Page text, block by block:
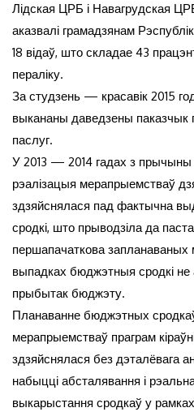
Лідская ЦРБ і Навагрудская
аказвалі грамадзянам
18 відаў, што складае 43
пераліку.
За студзень — красавік 2015
выкананы даведзены паказчык
паслуг.
У 2013 — 2014 гадах з прычыны
рэалізацыя мерапрыемстваў
здзяйснялася пад фактычна
сродкі, што прыводзіла да
першапачаткова
выпадках бюджэтныя сродкі не
прыбытак бюджэту.
Планаванне бюджэтных
мерапрыемстваў праграм
здзяйснялася без дэталёвага
набыцці абсталявання і
выкарыстання сродкаў у